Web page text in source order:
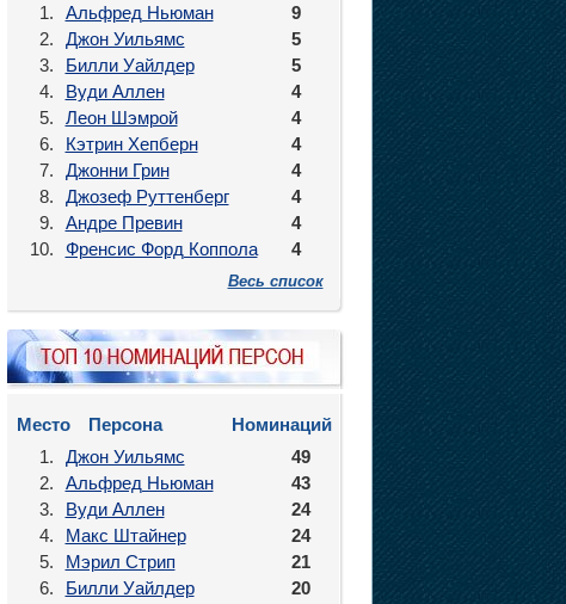
1.
Альфред Ньюман
9
2.
Джон Уильямс
5
3.
Билли Уайлдер
5
4.
Вуди Аллен
4
5.
Леон Шэмрой
4
6.
Кэтрин Хепберн
4
7.
Джонни Грин
4
8.
Джозеф Руттенберг
4
9.
Андре Превин
4
10.
Френсис Форд Коппола 4
Весь список
Место Персона
Номинаций
1.
Джон Уильямс
49
2.
Альфред Ньюман
43
3.
Вуди Аллен
24
4.
Макс Штайнер
24
5.
Мэрил Стрип
21
6.
Билли Уайлдер
20